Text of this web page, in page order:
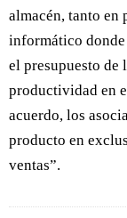
almacén, tanto en
informático
el presupuesto de
productividad en
acuerdo, los
producto en
ventas”.